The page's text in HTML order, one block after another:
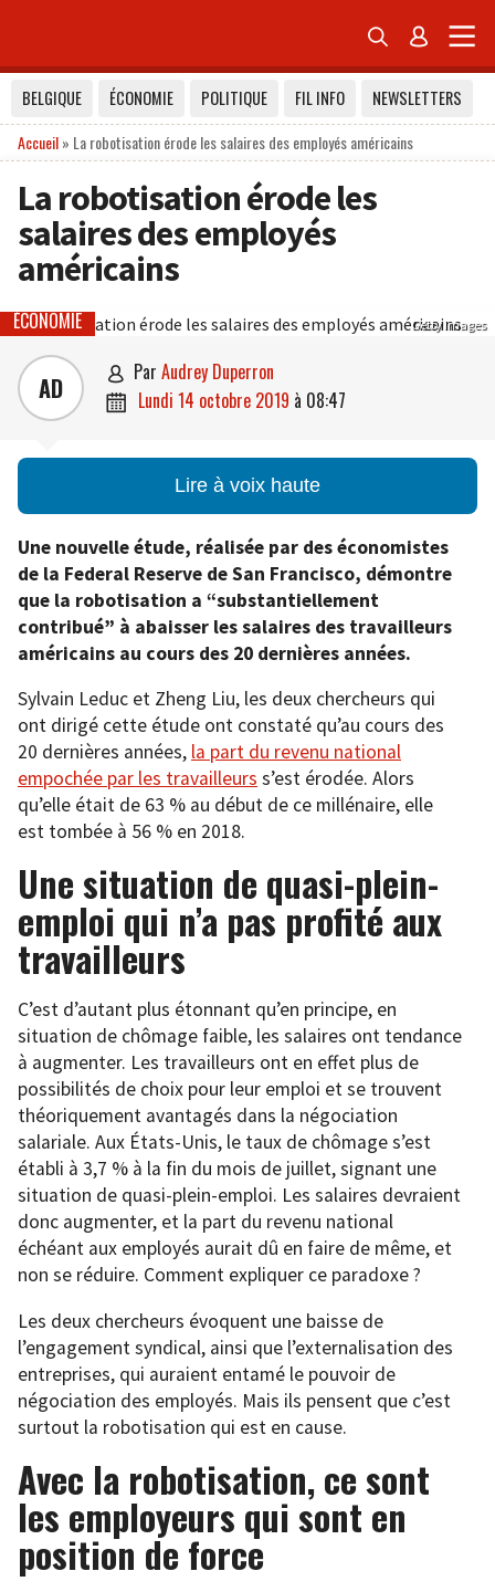
 
BELGIQUE ÉCONOMIE POLITIQUE FIL INFO
NEWSLETTERS
Accueil» La robotisation érode les salaires des employés américains
La robotisation érode les
salaires des employés
américains
Getty Images
ÉCONOMIE
AD  par Audrey Duperron
 lundi 14 octobre 2019 à 08:47
Lire à voix haute
Une nouvelle étude, réalisée par des économistes
de la Federal Reserve de San Francisco, démontre
que la robotisation a “substantiellement
contribué” à abaisser les salaires des travailleurs
américains au cours des 20 dernières années.
Sylvain Leduc et Zheng Liu, les deux chercheurs qui
ont dirigé cette étude ont constaté qu’au cours des
20 dernières années, la part du revenu national
empochée par les travailleurs s’est érodée. Alors
qu’elle était de 63 % au début de ce millénaire, elle
est tombée à 56 % en 2018.
Une situation de quasi-plein-
emploi qui n’a pas profité aux
travailleurs
C’est d’autant plus étonnant qu’en principe, en
situation de chômage faible, les salaires ont tendance
à augmenter. Les travailleurs ont en effet plus de
possibilités de choix pour leur emploi et se trouvent
théoriquement avantagés dans la négociation
salariale. Aux États-Unis, le taux de chômage s’est
établi à 3,7 % à la fin du mois de juillet, signant une
situation de quasi-plein-emploi. Les salaires devraient
donc augmenter, et la part du revenu national
échéant aux employés aurait dû en faire de même, et
non se réduire. Comment expliquer ce paradoxe ?
Les deux chercheurs évoquent une baisse de
l’engagement syndical, ainsi que l’externalisation des
entreprises, qui auraient entamé le pouvoir de
négociation des employés. Mais ils pensent que c’est
surtout la robotisation qui est en cause.
Avec la robotisation, ce sont
les employeurs qui sont en
position de force